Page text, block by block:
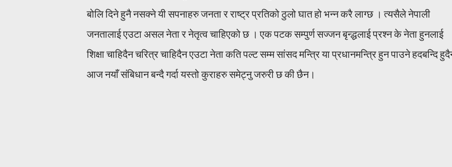
बोलि दिने हुनै नसक्ने यी सपनाहरु जनता र राष्ट्र प्रतिको ठुलो घात हो भन्न करै लाग्छ । त्यसैले नेपाली
जनतालाई एउटा असल नेता र नेतृत्व चाहिएको छ । एक पटक सम्पुर्ण सज्जन बृन्द्धलाई प्रश्न के नेता हुनलाई
शिक्षा चाहिदैन चरित्र चाहिदैन एउटा नेता कति पल्ट सम्म सांसद मन्त्रि या प्रधानमन्त्रि हुन पाउने हदबन्दि
आज नयाँ संबिधान बन्दै गर्दा यस्तो कुराहरु समेट्नु जरुरी छ की छैन।